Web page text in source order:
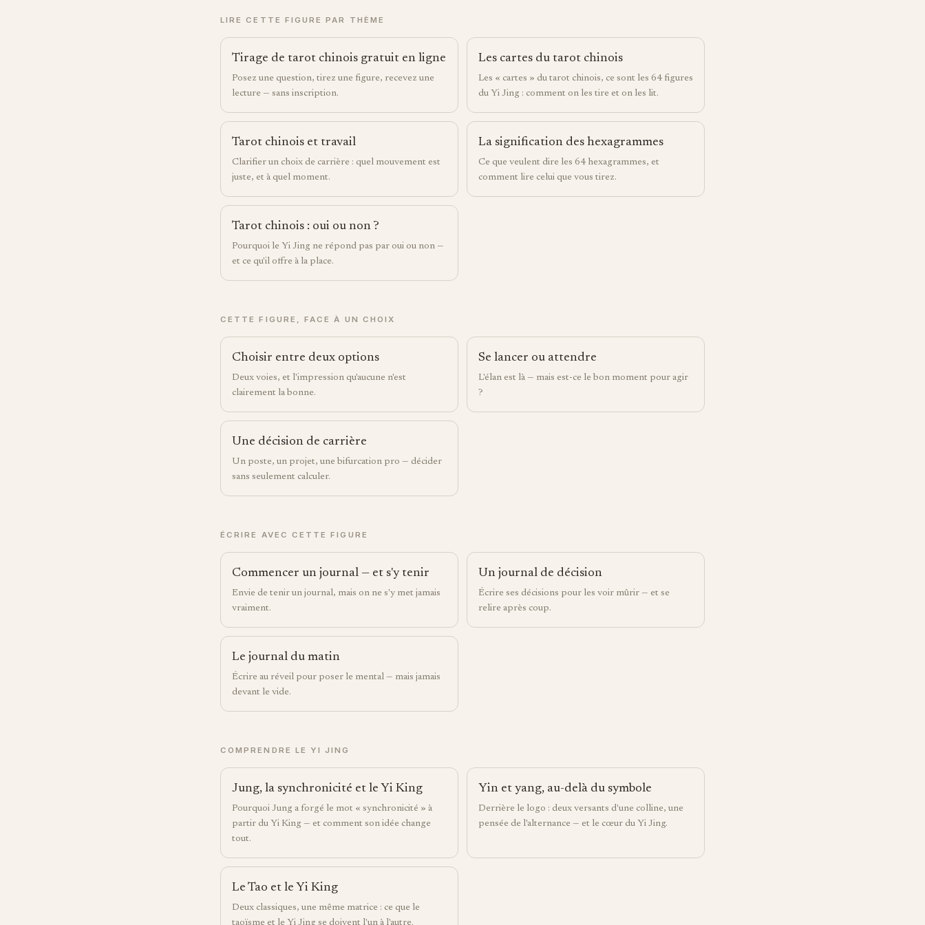
LIRE CETTE FIGURE PAR THÈME
Tirage de tarot chinois gratuit en ligne
Posez une question, tirez une figure, recevez une
lecture — sans inscription.
Les cartes du tarot chinois
Les « cartes » du tarot chinois, ce sont les 64 figures
du Yi Jing : comment on les tire et on les lit.
Tarot chinois et travail
Clarifier un choix de carrière : quel mouvement est
juste, et à quel moment.
La signification des hexagrammes
Ce que veulent dire les 64 hexagrammes, et
comment lire celui que vous tirez.
Tarot chinois : oui ou non ?
Pourquoi le Yi Jing ne répond pas par oui ou non —
et ce qu'il offre à la place.
CETTE FIGURE, FACE À UN CHOIX
Choisir entre deux options
Deux voies, et l'impression qu'aucune n'est
clairement la bonne.
Se lancer ou attendre
L'élan est là — mais est-ce le bon moment pour agir
?
Une décision de carrière
Un poste, un projet, une bifurcation pro — décider
sans seulement calculer.
ÉCRIRE AVEC CETTE FIGURE
Commencer un journal — et s'y tenir
Envie de tenir un journal, mais on ne s'y met jamais
vraiment.
Un journal de décision
Écrire ses décisions pour les voir mûrir — et se
relire après coup.
Le journal du matin
Écrire au réveil pour poser le mental — mais jamais
devant le vide.
COMPRENDRE LE YI JING
Jung, la synchronicité et le Yi King
Pourquoi Jung a forgé le mot « synchronicité » à
partir du Yi King — et comment son idée change
tout.
Yin et yang, au-delà du symbole
Derrière le logo : deux versants d'une colline, une
pensée de l'alternance — et le cœur du Yi Jing.
Le Tao et le Yi King
Deux classiques, une même matrice : ce que le
taoïsme et le Yi Jing se doivent l'un à l'autre.